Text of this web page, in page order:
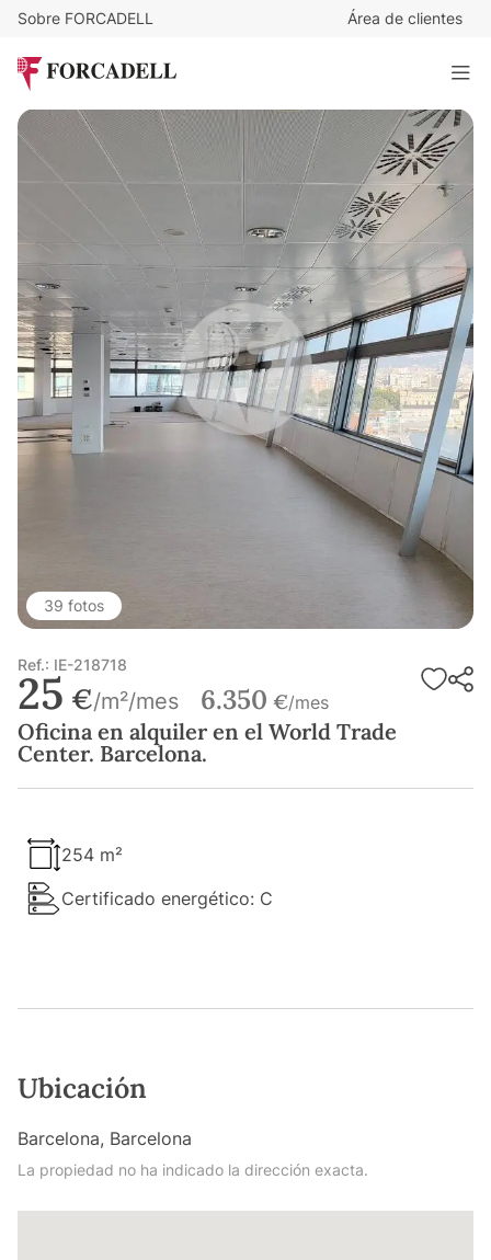
Sobre FORCADELL Área de clientes
Oficina en alquiler en el World Trade Center. Barcelona.
254 m²
39 fotos
Ref.: IE-218718
25 €/m²/mes 6.350 €/mes
Oficina en alquiler en el World Trade
Center. Barcelona.
254 m²
Certificado energético: C
Ubicación
Barcelona, Barcelona
La propiedad no ha indicado la dirección exacta.